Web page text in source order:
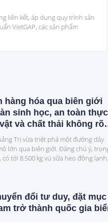
liên kết, áp dụng quy trình sản
VietGAP, các sản phẩm
hàng hóa qua biên giới
sinh học, an toàn thực
và chất thải không rõ
Trị vừa triệt phá một đường dây
lớn qua biên giới. Đáng chú ý,
tới 8.500 kg vú sữa heo đông lạnh
đổi tư duy, đặt mục
trở thành quốc gia